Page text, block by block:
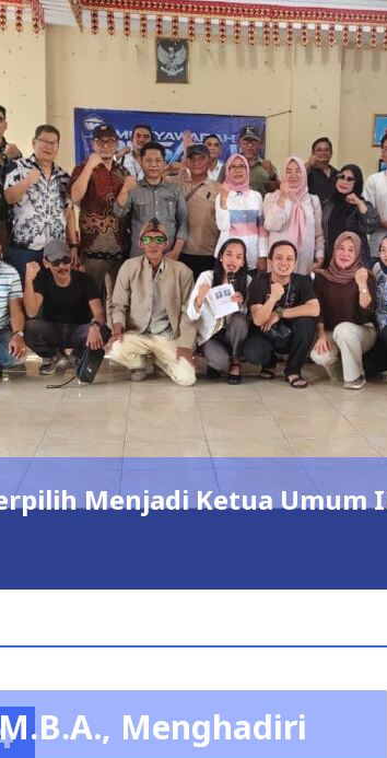
DPRD Lampung Dukung
admin May 7, 2026 0
M.B.A., Menghadiri
Provinsi Lampung Bapak Ahmad
menghadiri acara Pengukuhan
Bandar Lampung, Pjs Walikota